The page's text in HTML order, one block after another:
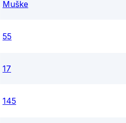
Muške
55
17
145